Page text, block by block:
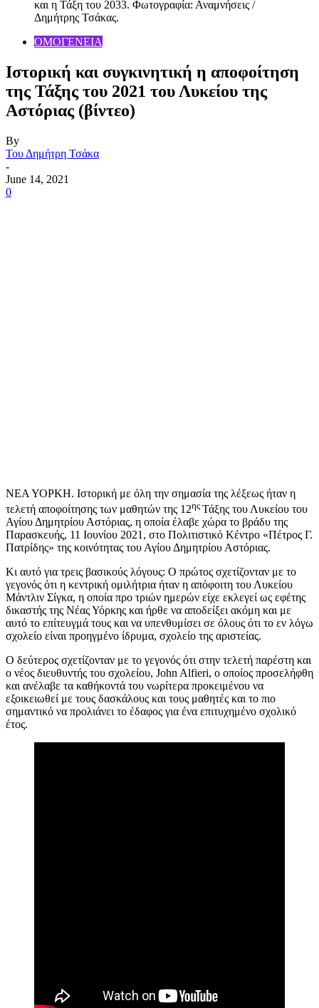
και η Τάξη του 2033. Φωτογραφία: Αναμνήσεις /
Δημήτρης Τσάκας.
ΟΜΟΓΕΝΕΙΑ
Ιστορική και συγκινητική η αποφοίτηση
της Τάξης του 2021 του Λυκείου της
Αστόριας (βίντεο)
By
Του Δημήτρη Τσάκα
-
June 14, 2021
0
ΝΕΑ ΥΟΡΚΗ. Ιστορική με όλη την σημασία της λέξεως ήταν η
τελετή αποφοίτησης των μαθητών της 12ης Τάξης του Λυκείου του
Αγίου Δημητρίου Αστόριας, η οποία έλαβε χώρα το βράδυ της
Παρασκευής, 11 Ιουνίου 2021, στο Πολιτιστικό Κέντρο «Πέτρος Γ.
Πατρίδης» της κοινότητας του Αγίου Δημητρίου Αστόριας.
Κι αυτό για τρεις βασικούς λόγους: Ο πρώτος σχετίζονταν με το
γεγονός ότι η κεντρική ομιλήτρια ήταν η απόφοιτη του Λυκείου
Μάντλιν Σίγκα, η οποία προ τριών ημερών είχε εκλεγεί ως εφέτης
δικαστής της Νέας Υόρκης και ήρθε να αποδείξει ακόμη και με
αυτό το επίτευγμά τους και να υπενθυμίσει σε όλους ότι το εν λόγω
σχολείο είναι προηγμένο ίδρυμα, σχολείο της αριστείας.
Ο δεύτερος σχετίζονταν με το γεγονός ότι στην τελετή παρέστη και
ο νέος διευθυντής του σχολείου, John Alfieri, ο οποίος προσελήφθη
και ανέλαβε τα καθήκοντά του νωρίτερα προκειμένου να
εξοικειωθεί με τους δασκάλους και τους μαθητές και το πιο
σημαντικό να προλιάνει το έδαφος για ένα επιτυχημένο σχολικό
έτος.